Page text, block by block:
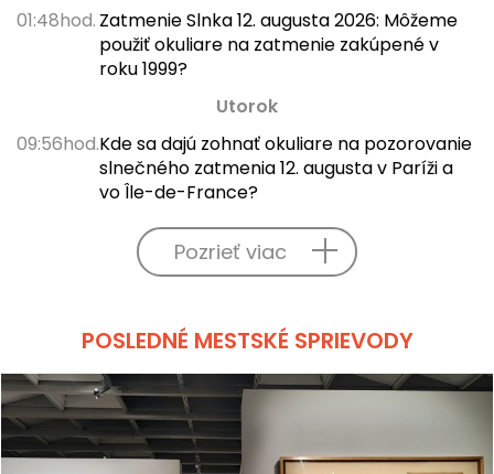
01:48hod. Zatmenie Slnka 12. augusta 2026: Môžeme
použiť okuliare na zatmenie zakúpené v
roku 1999?
Utorok
09:56hod.Kde sa dajú zohnať okuliare na pozorovanie
slnečného zatmenia 12. augusta v Paríži a
vo Île-de-France?
Pozrieť viac
POSLEDNÉ MESTSKÉ SPRIEVODY